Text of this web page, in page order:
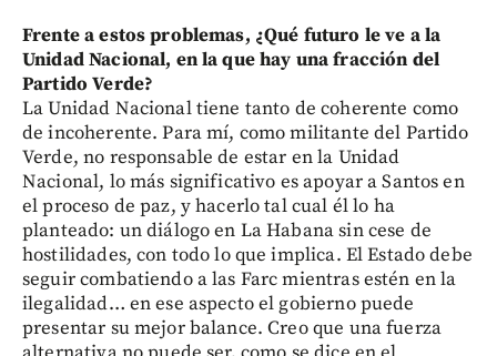
Frente a estos problemas, ¿Qué futuro le ve a la
Unidad Nacional, en la que hay una fracción del
Partido Verde?
La Unidad Nacional tiene tanto de coherente como
de incoherente. Para mí, como militante del Partido
Verde, no responsable de estar en la Unidad
Nacional, lo más significativo es apoyar a Santos en
el proceso de paz, y hacerlo tal cual él lo ha
planteado: un diálogo en La Habana sin cese de
hostilidades, con todo lo que implica. El Estado debe
seguir combatiendo a las Farc mientras estén en la
ilegalidad… en ese aspecto el gobierno puede
presentar su mejor balance. Creo que una fuerza